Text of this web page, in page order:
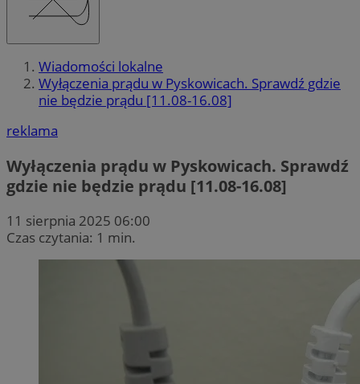
Wiadomości lokalne
Wyłączenia prądu w Pyskowicach. Sprawdź gdzie
nie będzie prądu [11.08-16.08]
reklama
Wyłączenia prądu w Pyskowicach. Sprawdź
gdzie nie będzie prądu [11.08-16.08]
11 sierpnia 2025 06:00
Czas czytania: 1 min.